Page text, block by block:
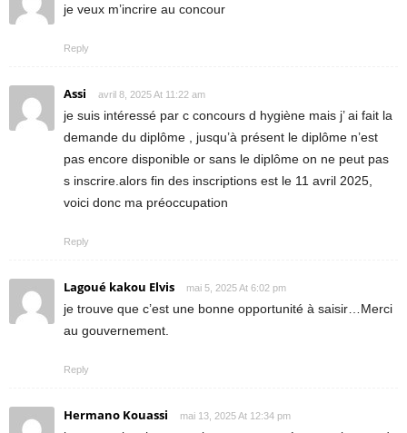
je veux m’incrire au concour
Reply
Assi avril 8, 2025 At 11:22 am
je suis intéressé par c concours d hygiène mais j’ ai fait la
demande du diplôme , jusqu’à présent le diplôme n’est
pas encore disponible or sans le diplôme on ne peut pas
s inscrire.alors fin des inscriptions est le 11 avril 2025,
voici donc ma préoccupation
Reply
Lagoué kakou Elvis mai 5, 2025 At 6:02 pm
je trouve que c’est une bonne opportunité à saisir…Merci
au gouvernement.
Reply
Hermano Kouassi mai 13, 2025 At 12:34 pm